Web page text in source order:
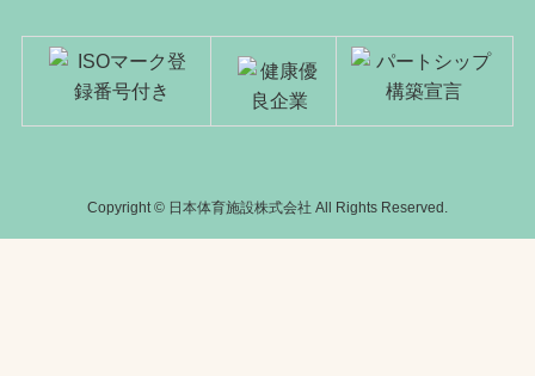
Copyright © 日本体育施設株式会社 All Rights Reserved.